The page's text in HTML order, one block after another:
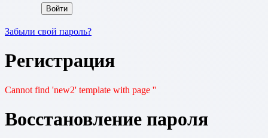
Забыли свой пароль?
Регистрация
Cannot find 'new2' template with page ''
Восстановление пароля